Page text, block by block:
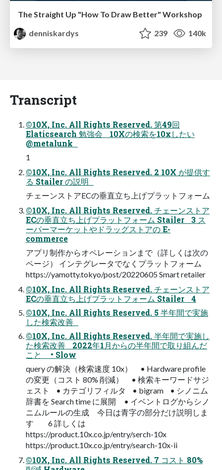
The Straight Up "How To Draw Better" Workshop
denniskardys
239 140k
Transcript
©10X, Inc. All Rights Reserved. 第49回
Elaticsearch 勉強会 10Xの検索を10xしたい
@metalunk
1
©10X, Inc. All Rights Reserved. 2 10X が提供す
る Stailer の説明
チェーンストアECの垂直立ち上げプラットフォーム
©10X, Inc. All Rights Reserved. チェーンストア
ECの垂直立ち上げプラットフォーム Stailer 3 ス
ーパーマーケットやドラッグストアの E-
commerce
アプリ制作からオペレーションまで（詳しくは次の
ページ） インテグレータでなくプラットフォーム
https://yamotty.tokyo/post/20220605 Smart retailer
©10X, Inc. All Rights Reserved. チェーンストア
ECの垂直立ち上げプラットフォーム Stailer 4
©10X, Inc. All Rights Reserved. 5 半年間で実施
した検索改善
©10X, Inc. All Rights Reserved. 半年間で実施し
た検索改善 2022年1月からの半年間で取り組んだ
こと • Slow
query の解決（検索速度 10x） • Hardware profile
の変更（コスト 80% 削減） • 検索キーワードサジ
ェスト • カテゴリフィルタ • bigram • シノニム
辞書を Search time に展開 • イベントログからシノ
ニムルールの生成 今日は青字の部分だけ説明しま
す 6 詳しくは
https://product.10x.co.jp/entry/serch-10x
https://product.10x.co.jp/entry/search-10x-ii
©10X, Inc. All Rights Reserved. 7 コスト 80%